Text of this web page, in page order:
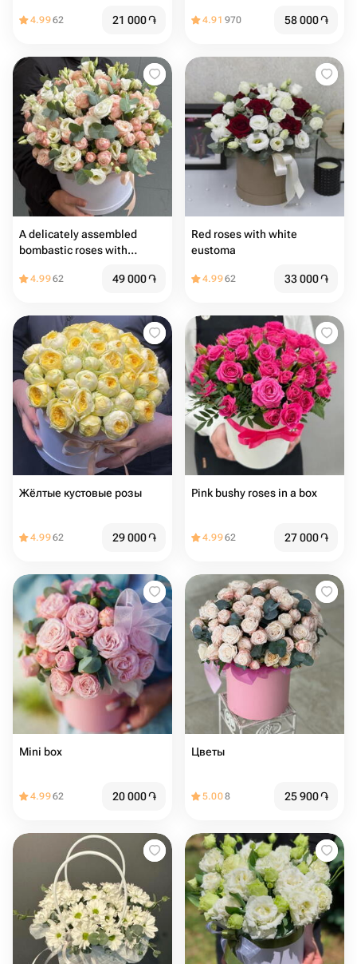
4.9962 21 000֏ 4.91 970 58 000֏
A delicately assembled
bombastic roses with
4.9962 49 000֏
Red roses with white
eustoma
4.9962 33 000֏
Жёлтые кустовые розы
4.9962 29 000֏
Pink bushy roses in a box
4.9962 27 000֏
Mini box
4.9962 20 000֏
Цветы
5.008 25 900֏